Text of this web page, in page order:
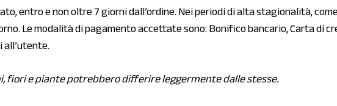
entro e non oltre 7 giorni dall’ordine. Nei periodi di alta stagionalità,
Le modalità di pagamento accettate sono: Bonifico bancario, Carta di
fiori e piante potrebbero differire leggermente dalle stesse.